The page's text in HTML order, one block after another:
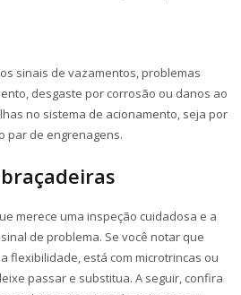
sinais de vazamentos, problemas
desgaste por corrosão ou danos ao
no sistema de acionamento, seja por
par de engrenagens.
merece uma inspeção cuidadosa e a
de problema. Se você notar que
flexibilidade, está com microtrincas ou
passar e substitua. A seguir, confira